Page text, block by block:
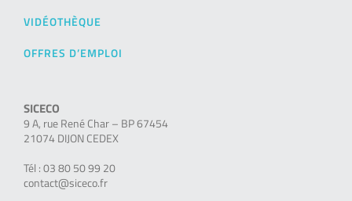
VIDÉOTHÈQUE
OFFRES D’EMPLOI
SICECO
9 A, rue René Char – BP 67454
21074 DIJON CEDEX
Tél : 03 80 50 99 20
contact@siceco.fr